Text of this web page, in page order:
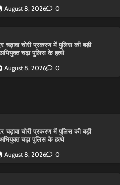
August 8, 2026 0
चढ़ावा चोरी प्रकरण में पुलिस की बड़ी
चढ़ा पुलिस के हत्थे
August 8, 2026 0
चढ़ावा चोरी प्रकरण में पुलिस की बड़ी
चढ़ा पुलिस के हत्थे
August 8, 2026 0